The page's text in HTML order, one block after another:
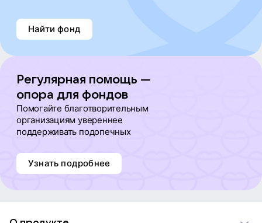
Найти фонд
Регулярная помощь —
опора для фондов
Помогайте благотворительным
организациям увереннее
поддерживать подопечных
Узнать подробнее